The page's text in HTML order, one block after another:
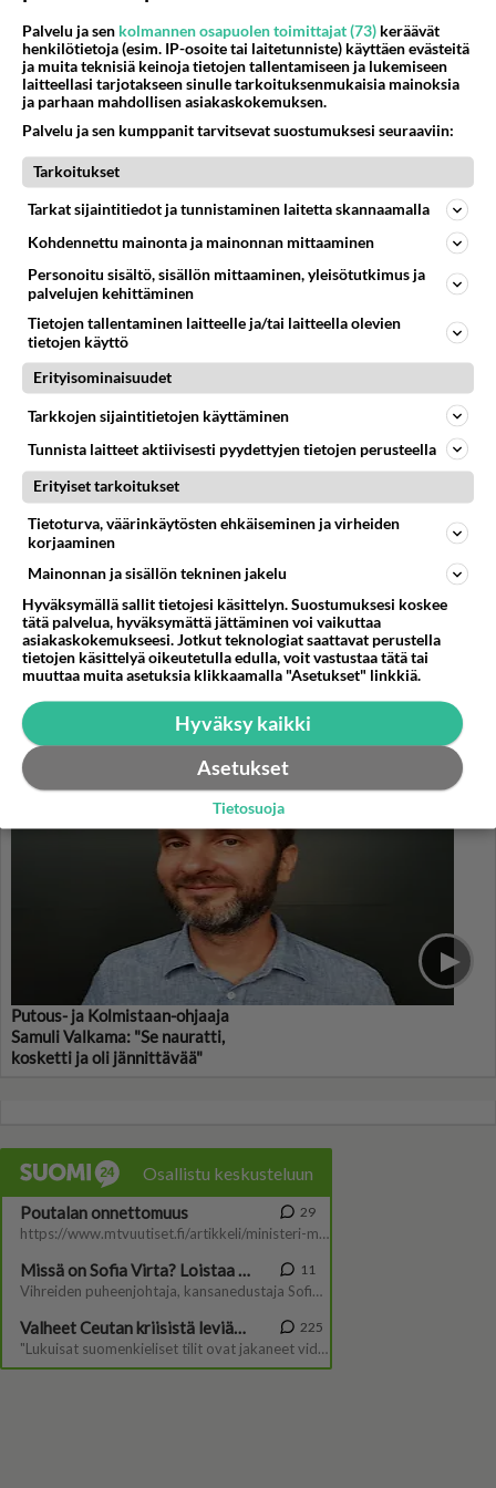
Valitse oma tähtimerkkisi ja lue päivän horoskooppi!
KASARI
Muistatko? Dempsey ja
kun letkeä jenkki tapasi
yläluokkaisen britin
PARAS LEFFA IKINÄ
Putous- ja Kolmistaan-ohjaaja
Samuli Valkama: "Se nauratti,
kosketti ja oli jännittävää"
Palvelu ja sen kolmannen osapuolen toimittajat (73) keräävät
henkilötietoja (esim. IP-osoite tai laitetunniste) käyttäen evästeitä
ja muita teknisiä keinoja tietojen tallentamiseen ja lukemiseen
laitteellasi tarjotakseen sinulle tarkoituksenmukaisia mainoksia
ja parhaan mahdollisen asiakaskokemuksen.
Palvelu ja sen kumppanit tarvitsevat suostumuksesi seuraaviin:
Tarkoitukset
Tarkat sijaintitiedot ja tunnistaminen laitetta skannaamalla
Kohdennettu mainonta ja mainonnan mittaaminen
Personoitu sisältö, sisällön mittaaminen, yleisötutkimus ja
palvelujen kehittäminen
Tietojen tallentaminen laitteelle ja/tai laitteella olevien
tietojen käyttö
Erityisominaisuudet
Tarkkojen sijaintitietojen käyttäminen
Tunnista laitteet aktiivisesti pyydettyjen tietojen perusteella
Erityiset tarkoitukset
Tietoturva, väärinkäytösten ehkäiseminen ja virheiden
korjaaminen
Mainonnan ja sisällön tekninen jakelu
Hyväksymällä sallit tietojesi käsittelyn. Suostumuksesi koskee
tätä palvelua, hyväksymättä jättäminen voi vaikuttaa
asiakaskokemukseesi. Jotkut teknologiat saattavat perustella
tietojen käsittelyä oikeutetulla edulla, voit vastustaa tätä tai
muuttaa muita asetuksia klikkaamalla "Asetukset" linkkiä.
Hyväksy kaikki
Asetukset
Tietosuoja